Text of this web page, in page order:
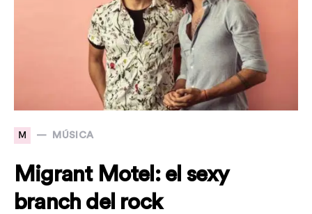
M MÚSICA
Migrant Motel: el sexy
branch del rock